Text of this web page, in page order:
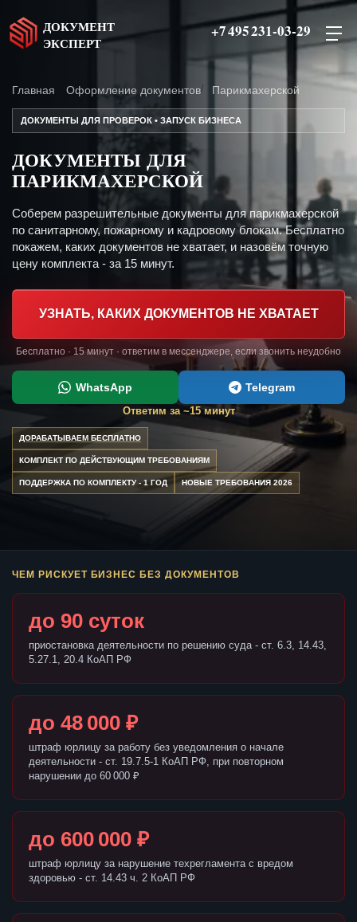
ДОКУМЕНТ
ЭКСПЕРТ
+7 495 231-03-29
Главная Оформление документов Парикмахерской
ДОКУМЕНТЫ ДЛЯ ПРОВЕРОК • ЗАПУСК БИЗНЕСА
ДОКУМЕНТЫ ДЛЯ
ПАРИКМАХЕРСКОЙ
Соберем разрешительные документы для парикмахерской
по санитарному, пожарному и кадровому блокам. Бесплатно
покажем, каких документов не хватает, и назовём точную
цену комплекта - за 15 минут.
УЗНАТЬ, КАКИХ ДОКУМЕНТОВ НЕ ХВАТАЕТ
Бесплатно · 15 минут · ответим в мессенджере, если звонить неудобно
WhatsApp Telegram
Ответим за ~15 минут
ДОРАБАТЫВАЕМ БЕСПЛАТНО
КОМПЛЕКТ ПО ДЕЙСТВУЮЩИМ ТРЕБОВАНИЯМ
ПОДДЕРЖКА ПО КОМПЛЕКТУ - 1 ГОД НОВЫЕ ТРЕБОВАНИЯ 2026
ЧЕМ РИСКУЕТ БИЗНЕС БЕЗ ДОКУМЕНТОВ
до 90 суток
приостановка деятельности по решению суда - ст. 6.3, 14.43,
5.27.1, 20.4 КоАП РФ
до 48 000 ₽
штраф юрлицу за работу без уведомления о начале
деятельности - ст. 19.7.5-1 КоАП РФ, при повторном
нарушении до 60 000 ₽
до 600 000 ₽
штраф юрлицу за нарушение техрегламента с вредом
здоровью - ст. 14.43 ч. 2 КоАП РФ